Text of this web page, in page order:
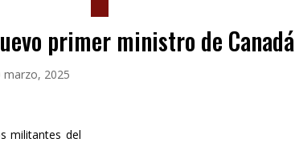
primer ministro de Canadá
marzo, 2025
militantes del